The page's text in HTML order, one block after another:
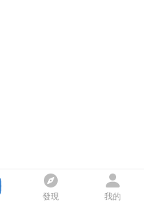
發現 我的